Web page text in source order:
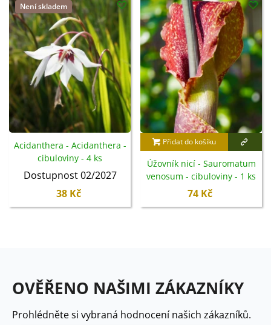
Není skladem
Acidanthera - Acidanthera -
cibuloviny - 4 ks
Dostupnost 02/2027
38 Kč
Přidat do košíku
Úžovník nicí - Sauromatum
venosum - cibuloviny - 1 ks
74 Kč
OVĚŘENO NAŠIMI ZÁKAZNÍKY
Prohlédněte si vybraná hodnocení našich zákazníků.